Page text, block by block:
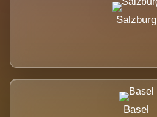
Salzburg
Basel